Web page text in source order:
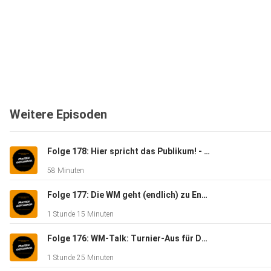
Weitere Episoden
Folge 178: Hier spricht das Publikum! - Massengeschnack
58 Minuten
Folge 177: Die WM geht (endlich) zu Ende - Massengeschnack
1 Stunde 15 Minuten
Folge 176: WM-Talk: Turnier-Aus für Deutschland - Massengeschnack
1 Stunde 25 Minuten